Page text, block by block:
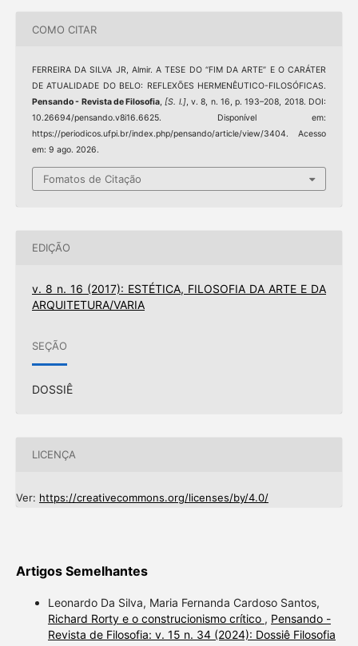
COMO CITAR
FERREIRA DA SILVA JR, Almir. A TESE DO “FIM DA ARTE” E O CARÁTER
DE ATUALIDADE DO BELO: REFLEXÕES HERMENÊUTICO-FILOSÓFICAS.
Pensando - Revista de Filosofia,[S. l.], v. 8, n. 16, p. 193–208, 2018. DOI:
10.26694/pensando.v8i16.6625. Disponível em:
https://periodicos.ufpi.br/index.php/pensando/article/view/3404. Acesso
em: 9 ago. 2026.
Fomatos de Citação
EDIÇÃO
v. 8 n. 16 (2017): ESTÉTICA, FILOSOFIA DA ARTE E DA
ARQUITETURA/VARIA
SEÇÃO
DOSSIÊ
LICENÇA
Ver: https://creativecommons.org/licenses/by/4.0/
Artigos Semelhantes
Leonardo Da Silva, Maria Fernanda Cardoso Santos,
Richard Rorty e o construcionismo crítico , Pensando -
Revista de Filosofia: v. 15 n. 34 (2024): Dossiê Filosofia